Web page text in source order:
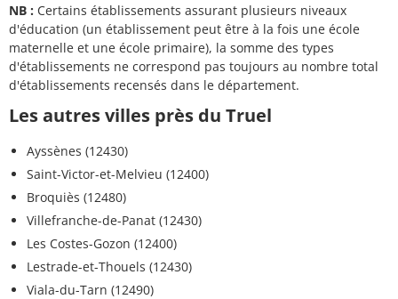
NB : Certains établissements assurant plusieurs niveaux
d'éducation (un établissement peut être à la fois une école
maternelle et une école primaire), la somme des types
d'établissements ne correspond pas toujours au nombre total
d'établissements recensés dans le département.
Les autres villes près du Truel
Ayssènes (12430)
Saint-Victor-et-Melvieu (12400)
Broquiès (12480)
Villefranche-de-Panat (12430)
Les Costes-Gozon (12400)
Lestrade-et-Thouels (12430)
Viala-du-Tarn (12490)